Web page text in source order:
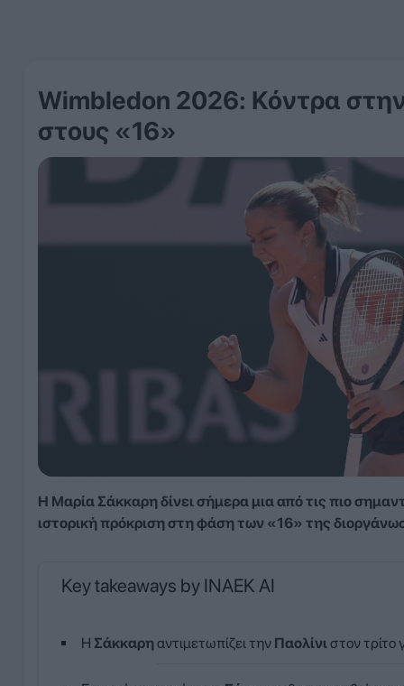
Wimbledon 2026: Κόντρα στην
στους «16»
Η Μαρία Σάκκαρη δίνει σήμερα μια από τις πιο
ιστορική πρόκριση στη φάση των «16» της
Key takeaways by INAEK AI
Η Σάκκαρηαντιμετωπίζει την Παολίνιστον τρίτο